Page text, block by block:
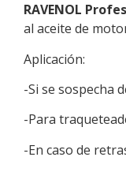
RAVENOL
al aceite de
Aplicación:
-Si se sospecha
-Para
-En caso de